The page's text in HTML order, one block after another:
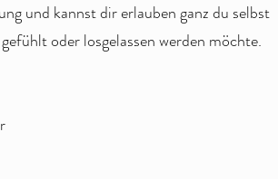
und kannst dir erlauben ganz du selbst
oder losgelassen werden möchte.